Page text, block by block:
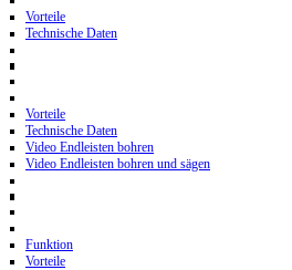
Vorteile
Technische Daten
Vorteile
Technische Daten
Video Endleisten bohren
Video Endleisten bohren und sägen
Funktion
Vorteile